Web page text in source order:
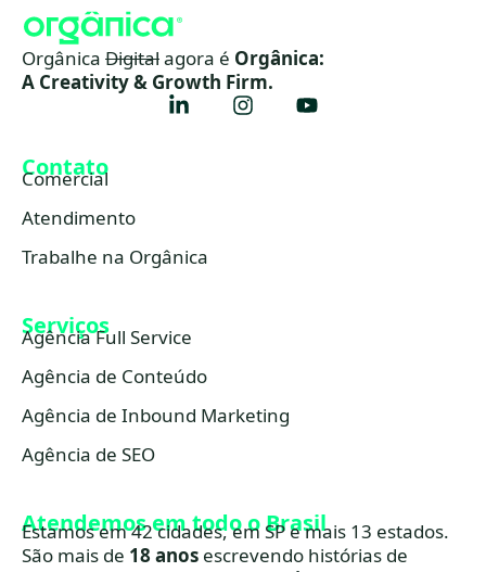
Orgânica Digitalagora é Orgânica:
A Creativity & Growth Firm.
Contato
Comercial
Atendimento
Trabalhe na Orgânica
Serviços
Agência Full Service
Agência de Conteúdo
Agência de Inbound Marketing
Agência de SEO
Atendemos em todo o Brasil
Estamos em 42 cidades, em SP e mais 13 estados.
São mais de 18 anos escrevendo histórias de